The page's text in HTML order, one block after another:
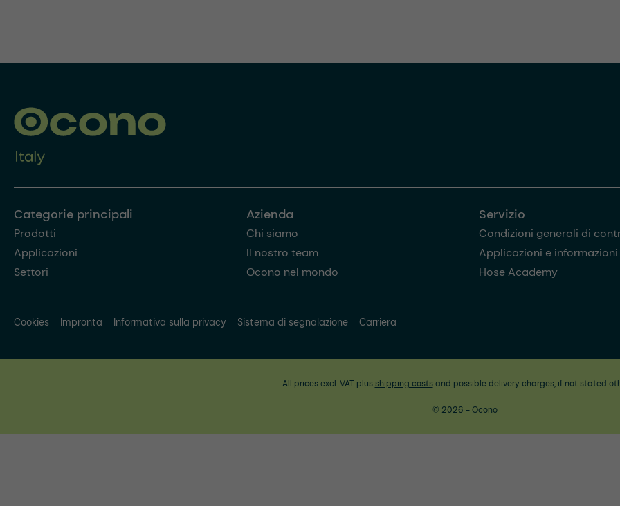
Categorie principali
Prodotti
Applicazioni
Settori
Azienda
Chi siamo
Il nostro team
Ocono nel mondo
Servizio
Condizioni generali di
Applicazioni e
Hose Academy
Cookies Impronta Informativa sulla privacy Sistema di segnalazione Carriera
All prices excl. VAT plus shipping costsand possible delivery charges, if not stated
© 2026 - Ocono